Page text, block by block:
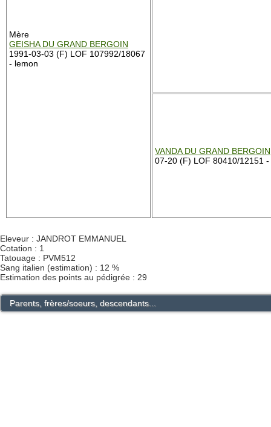
Mère
GEISHA DU GRAND BERGOIN
1991-03-03 (F) LOF 107992/18067
- lemon
VANDA DU GRAND BERGOIN
07-20 (F) LOF 80410/12151 -
Eleveur : JANDROT EMMANUEL
Cotation : 1
Tatouage : PVM512
Sang italien (estimation) : 12 %
Estimation des points au pédigrée : 29
Parents, frères/soeurs, descendants...